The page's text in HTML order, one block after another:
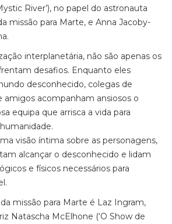
River’), no papel do astronauta
missão para Marte, e Anna Jacoby-
interplanetária, não são apenas os
desafios. Enquanto eles
desconhecido, colegas de
amigos acompanham ansiosos o
equipa que arrisca a vida para
visão íntima sobre as personagens,
alcançar o desconhecido e lidam
e físicos necessários para
missão para Marte é Laz Ingram,
Natascha McElhone (‘O Show de